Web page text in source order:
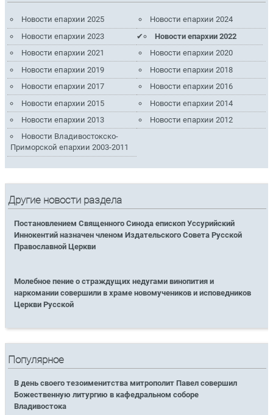
Новости епархии 2025
Новости епархии 2024
Новости епархии 2023
Новости епархии 2022
Новости епархии 2021
Новости епархии 2020
Новости епархии 2019
Новости епархии 2018
Новости епархии 2017
Новости епархии 2016
Новости епархии 2015
Новости епархии 2014
Новости епархии 2013
Новости епархии 2012
Новости Владивостокско-
Приморской епархии 2003-2011
Другие новости раздела
Постановлением Священного Синода епископ Уссурийский
Иннокентий назначен членом Издательского Совета Русской
Православной Церкви
Молебное пение о страждущих недугами винопития и
наркомании совершили в храме новомучеников и исповедников
Церкви Русской
Популярное
В день своего тезоименитства митрополит Павел совершил
Божественную литургию в кафедральном соборе
Владивостока